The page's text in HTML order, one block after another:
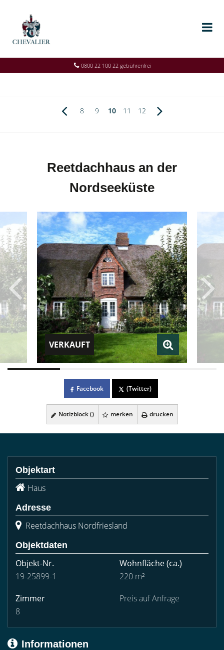
0800 22 100 22 gebührenfrei
8 9 10 11 12
Reetdachhaus an der
Nordseeküste
VERKAUFT
Facebook (Twitter)
Notizblock () merken drucken
Objektart
Haus
Adresse
Reetdachhaus Nordfriesland
Objektdaten
Objekt-Nr.
19-25899-1
Wohnfläche(ca.)
220 m²
Zimmer
8
Preis auf Anfrage
Informationen